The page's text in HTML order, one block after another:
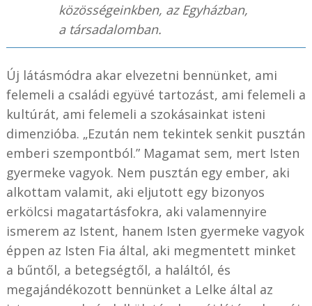
közösségeinkben, az Egyházban,
a társadalomban.
Új látásmódra akar elvezetni bennünket, ami
felemeli a családi együvé tartozást, ami felemeli a
kultúrát, ami felemeli a szokásainkat isteni
dimenzióba. „Ezután nem tekintek senkit pusztán
emberi szempontból.” Magamat sem, mert Isten
gyermeke vagyok. Nem pusztán egy ember, aki
alkottam valamit, aki eljutott egy bizonyos
erkölcsi magatartásfokra, aki valamennyire
ismerem az Istent, hanem Isten gyermeke vagyok
éppen az Isten Fia által, aki megmentett minket
a bűntől, a betegségtől, a haláltól, és
megajándékozott bennünket a Lelke által az